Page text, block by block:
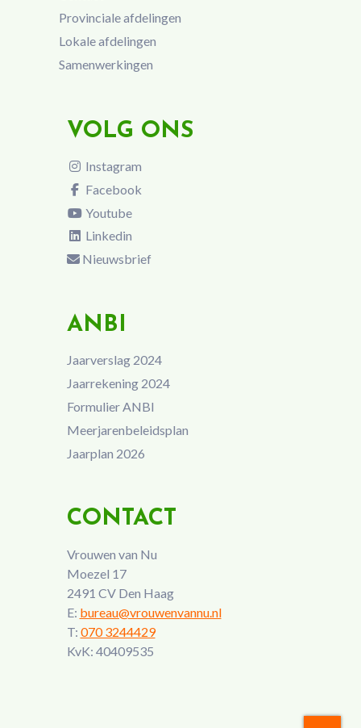
Provinciale afdelingen
Lokale afdelingen
Samenwerkingen
VOLG ONS
Instagram
Facebook
Youtube
Linkedin
Nieuwsbrief
ANBI
Jaarverslag 2024
Jaarrekening 2024
Formulier ANBI
Meerjarenbeleidsplan
Jaarplan 2026
CONTACT
Vrouwen van Nu
Moezel 17
2491 CV Den Haag
E: bureau@vrouwenvannu.nl
T: 070 3244429
KvK: 40409535